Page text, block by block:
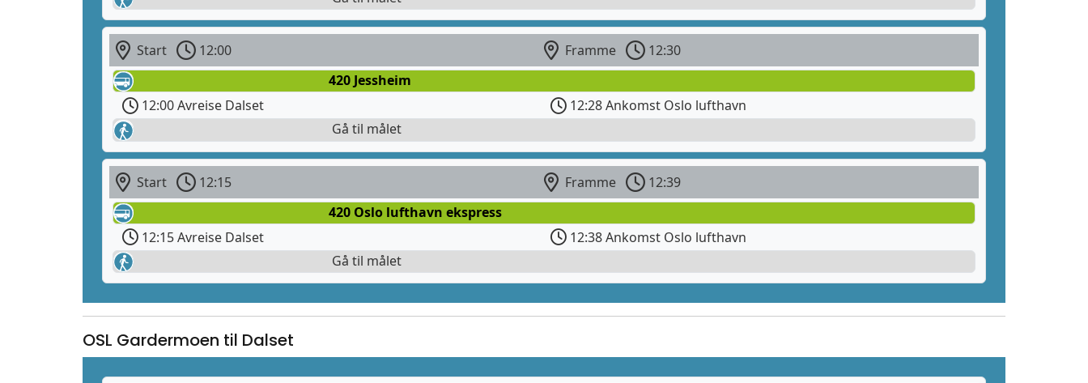
Start 12:00 Framme
12:30
420 Jessheim
12:00 Avreise Dalset
12:28 Ankomst Oslo lufthavn
Gå til målet
Start 12:15 Framme
12:39
420 Oslo lufthavn ekspress
12:15 Avreise Dalset
12:38 Ankomst Oslo lufthavn
Gå til målet
OSL Gardermoen til Dalset